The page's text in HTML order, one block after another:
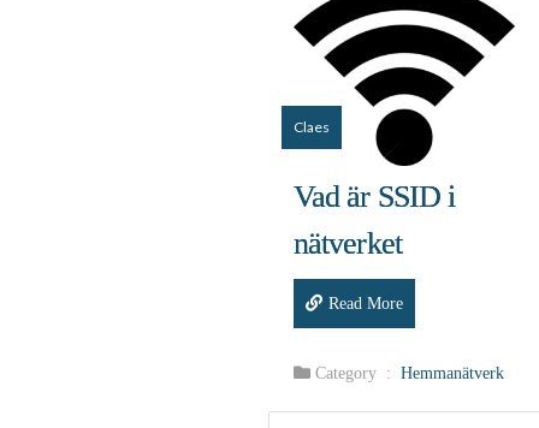
Claes
Vad är SSID i
nätverket
Read More
Category : Hemmanätverk